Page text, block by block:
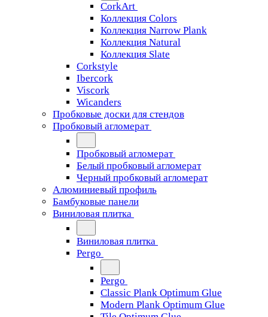
CorkArt
Коллекция Colors
Коллекция Narrow Plank
Коллекция Natural
Коллекция Slate
Corkstyle
Ibercork
Viscork
Wicanders
Пробковые доски для стендов
Пробковый агломерат
Пробковый агломерат
Белый пробковый агломерат
Черный пробковый агломерат
Алюминиевый профиль
Бамбуковые панели
Виниловая плитка
Виниловая плитка
Pergo
Pergo
Classic Plank Optimum Glue
Modern Plank Optimum Glue